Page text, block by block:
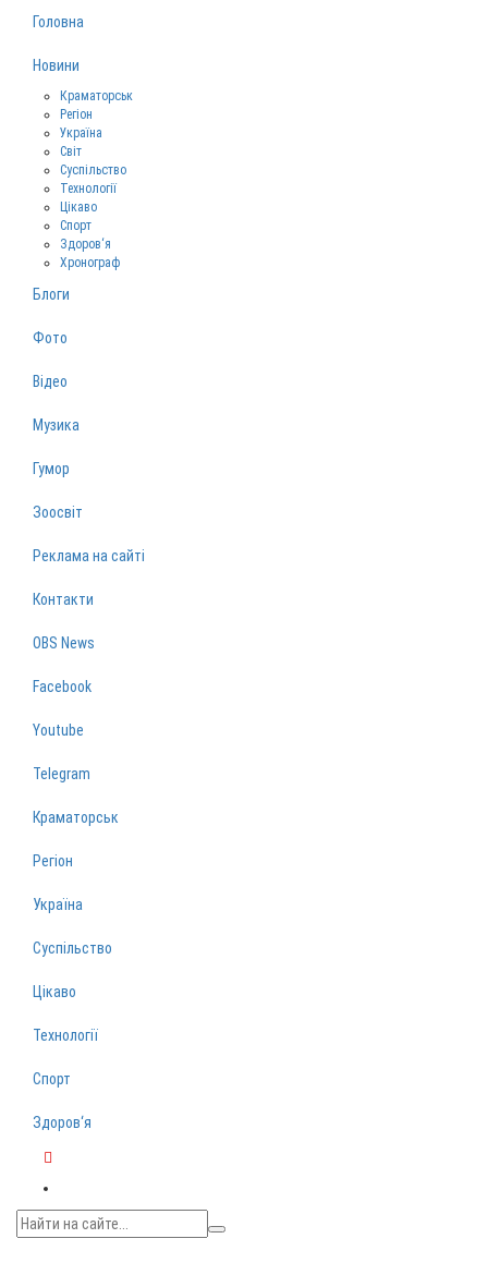
Головна
Новини
Краматорськ
Регіон
Україна
Світ
Суспільство
Технології
Цікаво
Спорт
Здоров‘я
Хронограф
Блоги
Фото
Відео
Музика
Гумор
Зоосвіт
Реклама на сайті
Контакти
OBS News
Facebook
Youtube
Telegram
Краматорськ
Регіон
Україна
Суспільство
Цікаво
Технології
Спорт
Здоров‘я